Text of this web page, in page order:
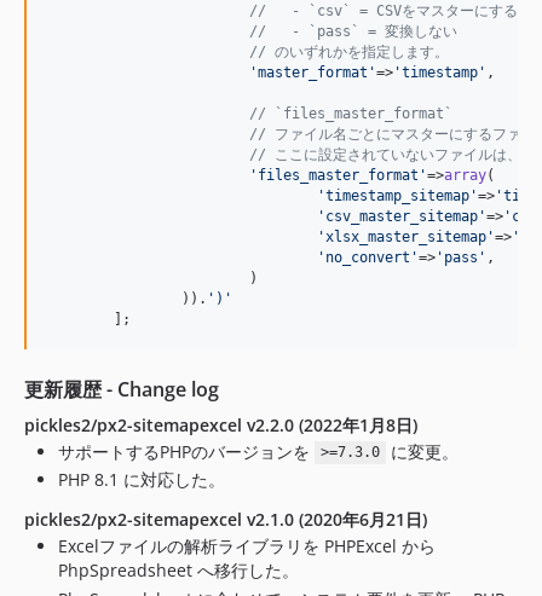
//   - `csv` = CSVをマスターにする
//   - `pass` = 変換しない
// のいずれかを指定します。
'master_format'=> 'timestamp' ,
// `files_master_format`
// ファイル名ごとにマスターにするファイ
// ここに設定されていないファイルは、
'files_master_format'=>array(
'timestamp_sitemap'=>
'csv_master_sitemap'=>
'xlsx_master_sitemap'=>
'no_convert'=> 'pass' ,
		)).
')'
	];
更新履歴 - Change log
pickles2/px2-sitemapexcel v2.2.0 (2022年1月8日)
サポートするPHPのバージョンを
>=7.3.0
に変更。
PHP 8.1 に対応した。
pickles2/px2-sitemapexcel v2.1.0 (2020年6月21日)
Excelファイルの解析ライブラリを PHPExcel から
PhpSpreadsheet へ移行した。